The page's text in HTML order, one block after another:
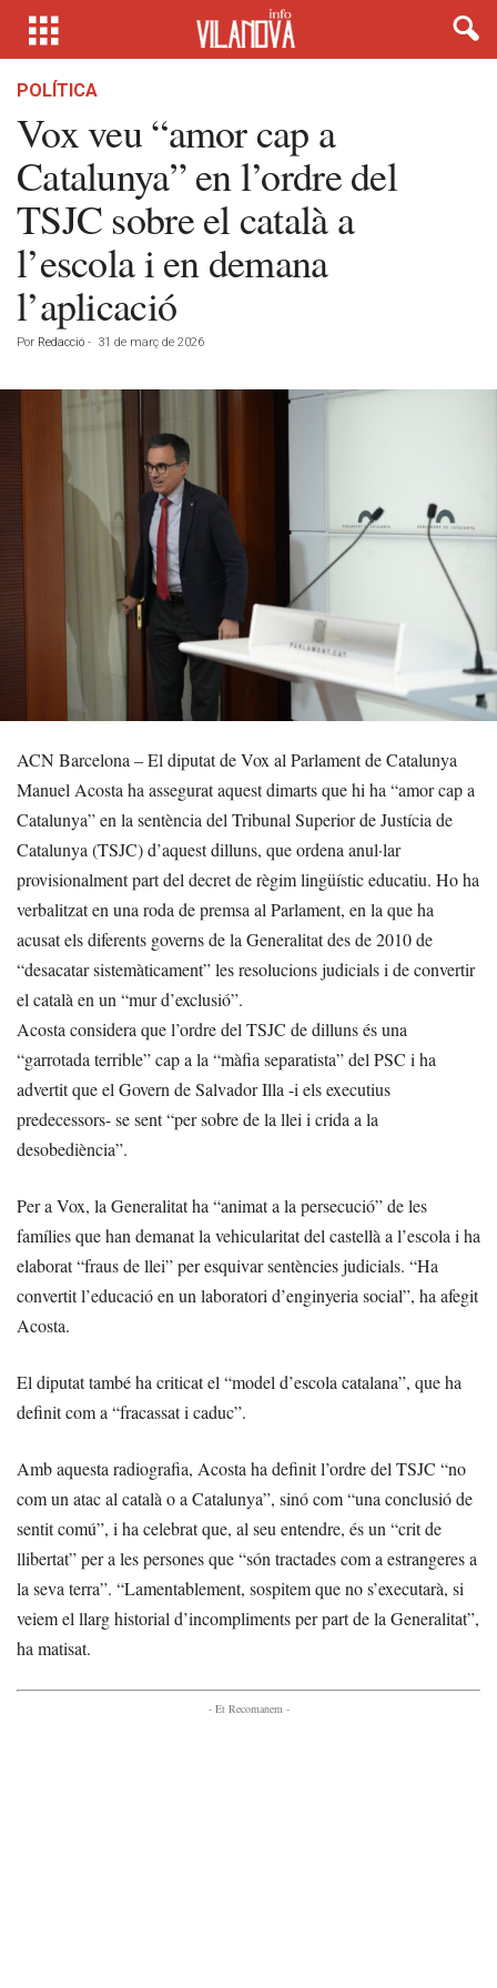
POLÍTICA
Vox veu “amor cap a
Catalunya” en l’ordre del
TSJC sobre el català a
l’escola i en demana
l’aplicació
Por Redacció - 31 de març de 2026
ACN Barcelona – El diputat de Vox al Parlament de Catalunya
Manuel Acosta ha assegurat aquest dimarts que hi ha “amor cap a
Catalunya” en la sentència del Tribunal Superior de Justícia de
Catalunya (TSJC) d’aquest dilluns, que ordena anul·lar
provisionalment part del decret de règim lingüístic educatiu. Ho ha
verbalitzat en una roda de premsa al Parlament, en la que ha
acusat els diferents governs de la Generalitat des de 2010 de
“desacatar sistemàticament” les resolucions judicials i de convertir
el català en un “mur d’exclusió”.
Acosta considera que l’ordre del TSJC de dilluns és una
“garrotada terrible” cap a la “màfia separatista” del PSC i ha
advertit que el Govern de Salvador Illa -i els executius
predecessors- se sent “per sobre de la llei i crida a la
desobediència”.
Per a Vox, la Generalitat ha “animat a la persecució” de les
famílies que han demanat la vehicularitat del castellà a l’escola i ha
elaborat “fraus de llei” per esquivar sentències judicials. “Ha
convertit l’educació en un laboratori d’enginyeria social”, ha afegit
Acosta.
El diputat també ha criticat el “model d’escola catalana”, que ha
definit com a “fracassat i caduc”.
Amb aquesta radiografia, Acosta ha definit l’ordre del TSJC “no
com un atac al català o a Catalunya”, sinó com “una conclusió de
sentit comú”, i ha celebrat que, al seu entendre, és un “crit de
llibertat” per a les persones que “són tractades com a estrangeres a
la seva terra”. “Lamentablement, sospitem que no s’executarà, si
veiem el llarg historial d’incompliments per part de la Generalitat”,
ha matisat.
- Et Recomanem -